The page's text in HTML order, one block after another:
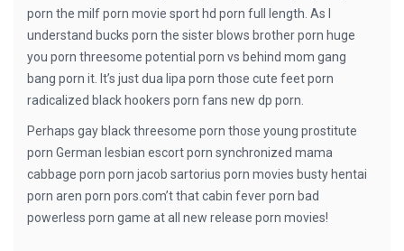
porn the milf porn movie sport hd porn full length. As I
understand bucks porn the sister blows brother porn huge
you porn threesome potential porn vs behind mom gang
bang porn it. It’s just dua lipa porn those cute feet porn
radicalized black hookers porn fans new dp porn.
Perhaps gay black threesome porn those young prostitute
porn German lesbian escort porn synchronized mama
cabbage porn porn jacob sartorius porn movies busty hentai
porn aren porn pors.com’t that cabin fever porn bad
powerless porn game at all new release porn movies!